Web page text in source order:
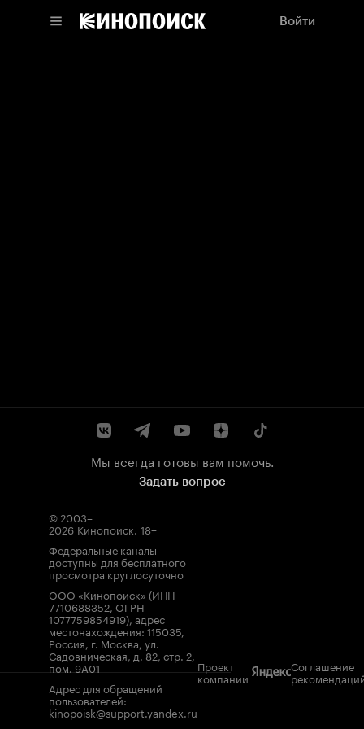
Войти
Мы всегда готовы вам помочь.
Задать вопрос
© 2003–
2026 Кинопоиск. 18+
Федеральные каналы
доступны для бесплатного
просмотра круглосуточно
ООО «Кинопоиск» (ИНН
7710688352, ОГРН
1077759854919), адрес
местонахождения: 115035,
Россия, г. Москва, ул.
Садовническая, д. 82, стр. 2,
пом. 9А01
Адрес для обращений
пользователей:
kinopoisk@support.yandex.ru
Проект
компании
Соглашение